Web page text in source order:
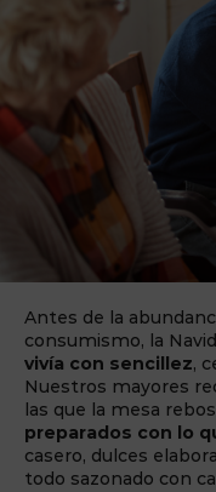
Antes de la
consumismo, la
vivía con sencillez,
Nuestros mayores
las que la mesa
preparados con lo
casero, dulces
todo sazonado con